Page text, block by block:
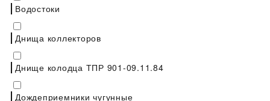
Водостоки
Днища коллекторов
Днище колодца ТПР 901-09.11.84
Дождеприемники чугунные